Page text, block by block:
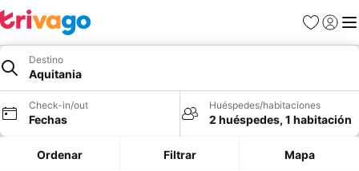
Favoritos
Iniciar
Destino
Aquitania
Check-in/out
Fechas
Huéspedes/habitaciones
2 huéspedes, 1 habitación
Ordenar Filtrar Mapa